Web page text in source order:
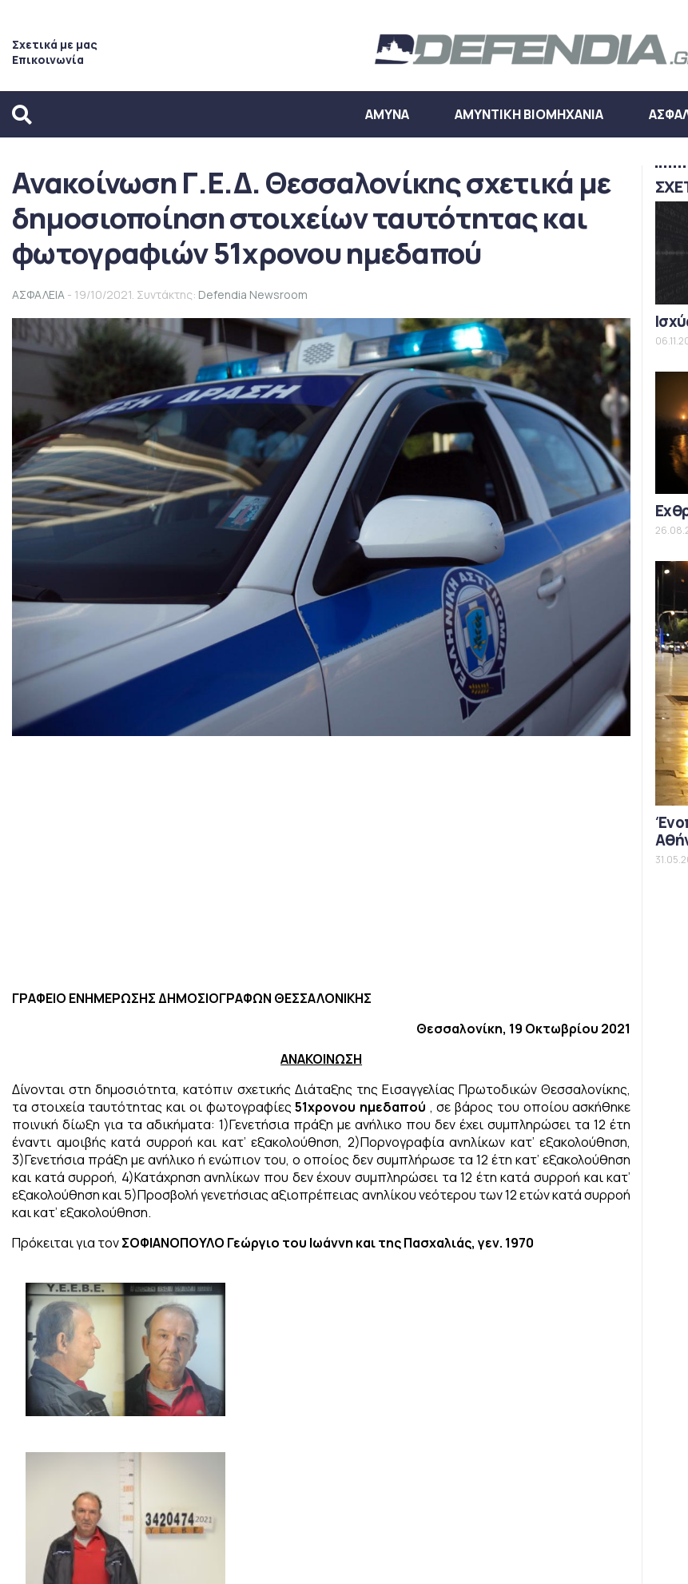
Σχετικά με μας
Επικοινωνία
ΑΜΥΝΑ ΑΜΥΝΤΙΚΗ ΒΙΟΜΗΧΑΝΙΑ
Ανακοίνωση Γ.Ε.Δ. Θεσσαλονίκης σχετικά με
δημοσιοποίηση στοιχείων ταυτότητας και
φωτογραφιών 51χρονου ημεδαπού
ΑΣΦΑΛΕΙΑ - 19/10/2021. Συντάκτης: Defendia Newsroom
ΓΡΑΦΕΙΟ ΕΝΗΜΕΡΩΣΗΣ ΔΗΜΟΣΙΟΓΡΑΦΩΝ ΘΕΣΣΑΛΟΝΙΚΗΣ
Θεσσαλονίκη, 19 Οκτωβρίου 2021
ΑΝΑΚΟΙΝΩΣΗ
Δίνονται στη δημοσιότητα, κατόπιν σχετικής Διάταξης της Εισαγγελίας Πρωτοδικών Θεσσαλονίκης,
τα στοιχεία ταυτότητας και οι φωτογραφίες51χρονου ημεδαπού , σε βάρος του οποίου ασκήθηκε
ποινική δίωξη για τα αδικήματα: 1)Γενετήσια πράξη με ανήλικο που δεν έχει συμπληρώσει τα 12 έτη
έναντι αμοιβής κατά συρροή και κατ’ εξακολούθηση, 2)Πορνογραφία ανηλίκων κατ’ εξακολούθηση,
3)Γενετήσια πράξη με ανήλικο ή ενώπιον του, ο οποίος δεν συμπλήρωσε τα 12 έτη κατ’ εξακολούθηση
και κατά συρροή, 4)Κατάχρηση ανηλίκων που δεν έχουν συμπληρώσει τα 12 έτη κατά συρροή και κατ’
εξακολούθηση και 5)Προσβολή γενετήσιας αξιοπρέπειας ανηλίκου νεότερου των 12 ετών κατά συρροή
και κατ’ εξακολούθηση.
Πρόκειται για τονΣΟΦΙΑΝΟΠΟΥΛΟ Γεώργιο του Ιωάννη και της Πασχαλιάς, γεν. 1970